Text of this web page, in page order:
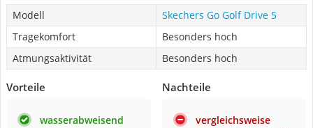
Modell
Skechers Go Golf Drive 5
Tragekomfort
Besonders hoch
Atmungsaktivität
Besonders hoch
Vorteile
wasserabweisend
Nachteile
vergleichsweise